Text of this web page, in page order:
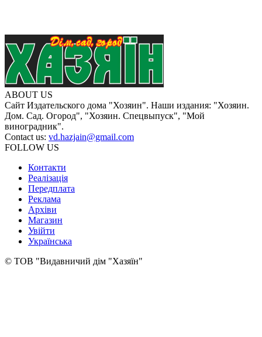
ABOUT US
Сайт Издательского дома "Хозяин". Наши издания: "Хозяин.
Дом. Сад. Огород", "Хозяин. Спецвыпуск", "Мой
виноградник".
Contact us: vd.hazjain@gmail.com
FOLLOW US
Контакти
Реалізація
Передплата
Реклама
Архіви
Магазин
Увійти
Українська
© ТОВ "Видавничий дім "Хазяїн"